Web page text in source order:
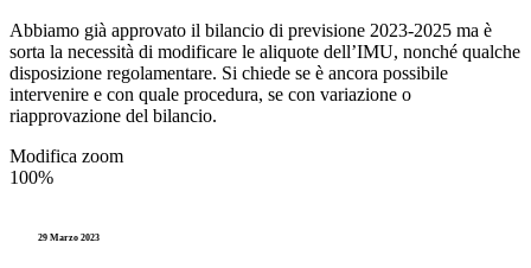
Abbiamo già approvato il bilancio di previsione 2023-2025 ma è
sorta la necessità di modificare le aliquote dell’IMU, nonché qualche
disposizione regolamentare. Si chiede se è ancora possibile
intervenire e con quale procedura, se con variazione o
riapprovazione del bilancio.
Modifica zoom
100%
29 Marzo 2023